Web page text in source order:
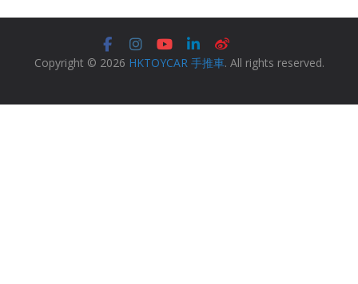
Copyright © 2026 HKTOYCAR 手推車. All rights reserved.